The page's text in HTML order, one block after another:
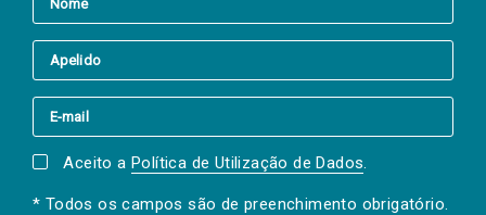
Aceito a Política de Utilização de Dados.
* Todos os campos são de preenchimento obrigatório.